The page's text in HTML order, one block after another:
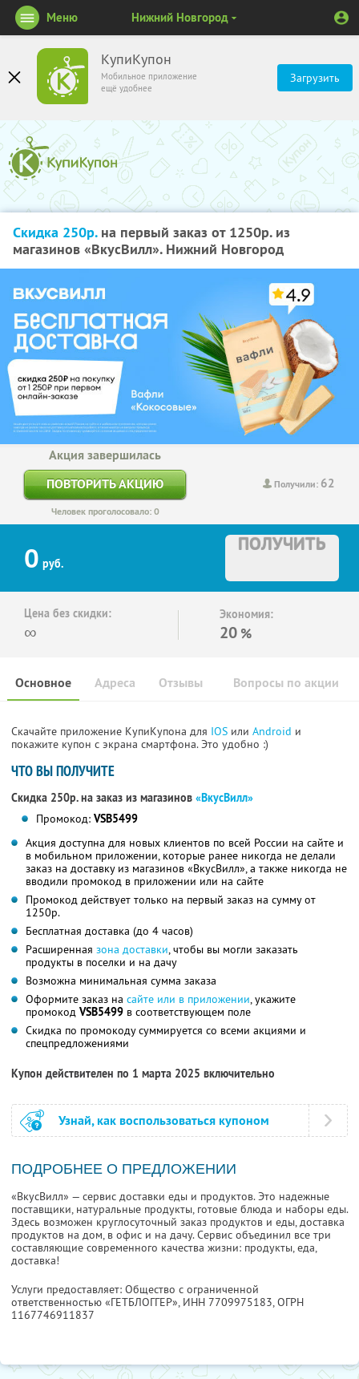
КупиКупон
Мобильное приложение
ещё удобнее
Загрузить
Меню Нижний Новгород
Скидка 250р.на первый заказ от 1250р. из
магазинов «ВкусВилл». Нижний Новгород
Получили: 62
Акция завершилась
ПОВТОРИТЬ АКЦИЮ
Человек проголосовало: 0
0 руб.
ПОЛУЧИТЬ
Цена без скидки:
∞
Экономия:
20 %
Основное Отзывы Вопросы по акции
Адреса
Скачайте приложение КупиКупона для IOS или Android и
покажите купон с экрана смартфона. Это удобно :)
ЧТО ВЫ ПОЛУЧИТЕ
Скидка 250р. на заказ из магазинов «ВкусВилл»
Промокод: VSB5499
Акция доступна для новых клиентов по всей России на сайте и
в мобильном приложении, которые ранее никогда не делали
заказ на доставку из магазинов «ВкусВилл», а также никогда не
вводили промокод в приложении или на сайте
Промокод действует только на первый заказ на сумму от
1250р.
Бесплатная доставка (до 4 часов)
Расширенная зона доставки, чтобы вы могли заказать
продукты в поселки и на дачу
Возможна минимальная сумма заказа
Оформите заказ на сайте или в приложении, укажите
промокод VSB5499 в соответствующем поле
Скидка по промокоду суммируется со всеми акциями и
спецпредложениями
Купон действителен по 1 марта 2025 включительно
Узнай, как воспользоваться купоном
ПОДРОБНЕЕ О ПРЕДЛОЖЕНИИ
«ВкусВилл» — сервис доставки еды и продуктов. Это надежные
поставщики, натуральные продукты, готовые блюда и наборы еды.
Здесь возможен круглосуточный заказ продуктов и еды, доставка
продуктов на дом, в офис и на дачу. Сервис объединил все три
составляющие современного качества жизни: продукты, еда,
доставка!
Услуги предоставляет: Общество с ограниченной
ответственностью «ГЕТБЛОГГЕР», ИНН 7709975183, ОГРН
1167746911837